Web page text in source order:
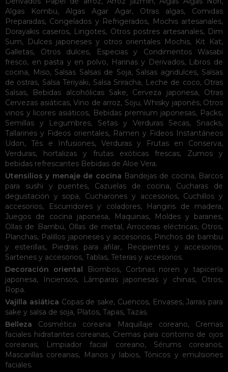
Algas Kombu, Algas Agar Agar, Otras algas, Comidas
Preparadas, Congelados y Refrigerados, Mochis artesanales,
Dorayakis caseros, Lingotes, Otros postres artesanales, Dim
Sum, Dulces japoneses y otros orientales Mochis, Kit Kat,
Galletas, Otros dulces, Especias y Condimentos
Wasabi
fresco, en pasta y en polvo, Harinas y Derivados, Libros de
cocina, Miso, Salsas Salsas de Soja, Salsas agridulces, Salsas
de ostras, Salsa Teriyaki, Salsa Sriracha, Leche de coco, Otras
Salsas, Bebidas alcohólicas Sake, Cerveza japonesa, Otras
Cervezas asiáticas, Vino de arroz, Soju, Whisky japonés, Otros
vinos y licores asiáticos, Bebidas premium japonesas, Packs,
Semillas y Legumbres, Setas y Verduras Secas, Snacks,
Tallarines y Fideos orientales, Ramen y Fideos Instantáneos
Udon,Tés e Infusiones, Verduras y Frutas en Conserva,
Verduras, hortalizas y frutas exóticas frescas, Zumos y
bebidas refrescantes Bebidas de Aloe Vera.
Utensilios y menaje de cocina Bandejas de cocina, Barcos
para sushi y puentes, Cazuelas de cocina, Cucharas de
degustación y sopa, Cucharones y accesorios, Cuchillos y
accesorios, Escurridores y coladores, Hangiris de madera,
Juegos de cocina japonesa, Maquinas, Moldes y baranes,
Ollas de Bambú, Ollas de metal,Arroceras eléctricas, Otros,
Planchas, Palillos japoneses y accesorios, Pinchos de bambu
y esterillas, Piedras para afilar, Recipientes y accesorios,
Sartenes y accesorios, Tablas, Teteras y accesorios.
Decoración oriental
Biombos, Cortinas noren y tapicería
japonesa, Inciensos, Lámparas japonesas y chinas, Otros,
Ropa.
Vajilla asiática Copas de sake, Cuencos, Envases,Jarras para
sake y salsa de soja, Platos, Tapas, Tazas.
Belleza
Cosmética coreana Maquillaje coreano, Cremas
faciales hidratantes coreanas, Cremas para contorno de ojos
coreanas, Limpiador facial coreano, Sérums coreanos,
Mascarillas coreanas, Manos y labios,Tónicos y emulsiones
faciales.